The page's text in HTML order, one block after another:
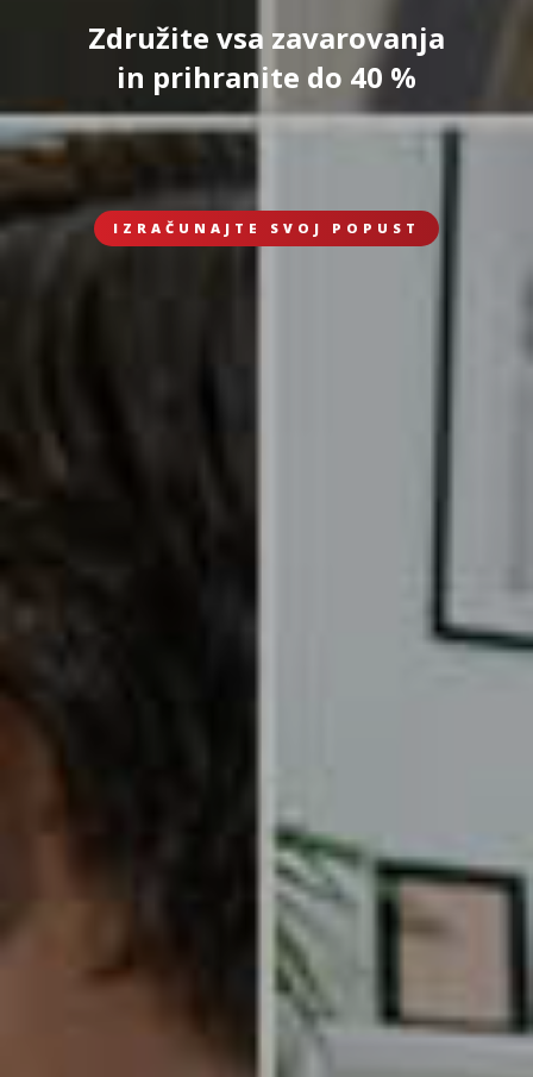
Združite vsa zavarovanja
in prihranite do 40 %
IZRAČUNAJTE SVOJ POPUST